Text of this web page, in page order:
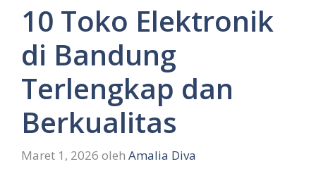
10 Toko Elektronik
di Bandung
Terlengkap dan
Berkualitas
Maret 1, 2026 oleh Amalia Diva